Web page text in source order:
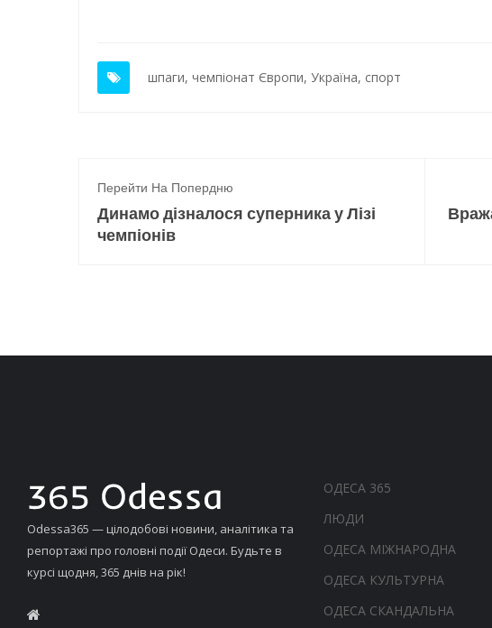
шпаги, чемпіонат Європи, Україна, спорт
Перейти На Попердню
Динамо дізналося суперника у Лізі
чемпіонів
Odessa365 — цілодобові новини, аналітика та
репортажі про головні події Одеси. Будьте в
курсі щодня, 365 днів на рік!
ОДЕСА 365
ЛЮДИ
ОДЕСА МІЖНАРОДНА
ОДЕСА КУЛЬТУРНА
ОДЕСА СКАНДАЛЬНА